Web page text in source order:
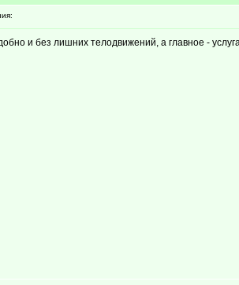
и без лишних телодвижений, а главное -